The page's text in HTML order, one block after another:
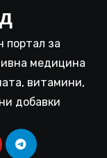
портал за
медицина
витамини,
добавки